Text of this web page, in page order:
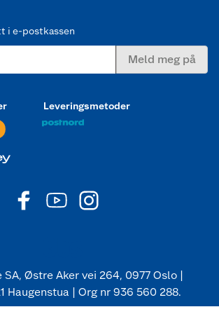
i e-postkassen
Meld meg på
Leveringsmetoder
SA, Østre Aker vei 264, 0977 Oslo |
Haugenstua | Org nr 936 560 288.